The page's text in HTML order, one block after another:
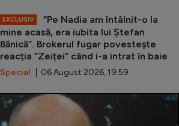
EXCLUSIV
”Pe Nadia am întâlnit-o la
mine acasă, era iubita lui Ștefan
Bănică”. Brokerul fugar povestește
reacția ”Zeiței” când i-a intrat în baie
Special | 06 August 2026, 19:59